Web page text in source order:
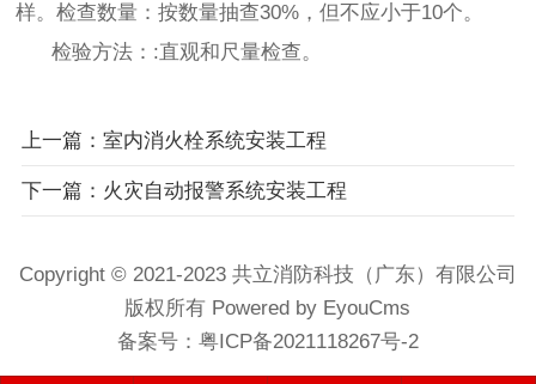
样。检查数量：按数量抽查30%，但不应小于10个。
检验方法：:直观和尺量检查。
上一篇：室内消火栓系统安装工程
下一篇：火灾自动报警系统安装工程
Copyright © 2021-2023 共立消防科技（广东）有限公司
版权所有 Powered by EyouCms
备案号： 粤ICP备2021118267号-2